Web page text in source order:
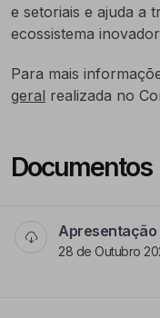
e setoriais e ajuda a
ecossistema
Para mais
geral realizada no
Documentos
Apresentação
28 de Outubro